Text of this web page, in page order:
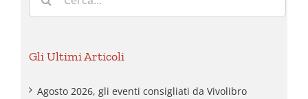
per:
Gli Ultimi Articoli
Agosto 2026, gli eventi consigliati da Vivolibro